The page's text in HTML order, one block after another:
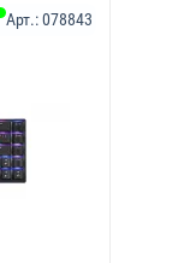
Арт.:078843